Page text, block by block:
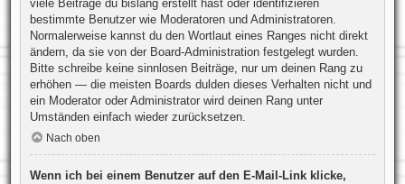
viele Beiträge du bislang erstellt hast oder identifizieren
bestimmte Benutzer wie Moderatoren und Administratoren.
Normalerweise kannst du den Wortlaut eines Ranges nicht direkt
ändern, da sie von der Board-Administration festgelegt wurden.
Bitte schreibe keine sinnlosen Beiträge, nur um deinen Rang zu
erhöhen — die meisten Boards dulden dieses Verhalten nicht und
ein Moderator oder Administrator wird deinen Rang unter
Umständen einfach wieder zurücksetzen.
Nach oben
Wenn ich bei einem Benutzer auf den E-Mail-Link klicke,